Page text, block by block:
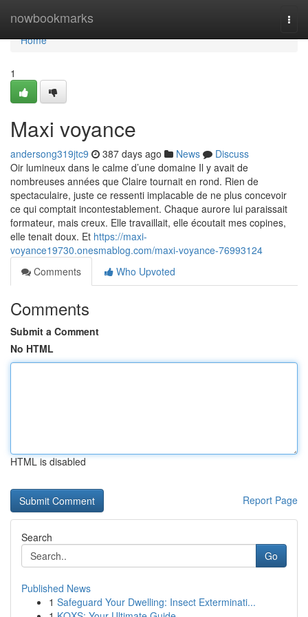
nowbookmarks
Home
Home
1
Maxi voyance
andersong319jtc9 387 days ago News
Discuss
Oir lumineux dans le calme d’une domaine Il y avait de
nombreuses années que Claire tournait en rond. Rien de
spectaculaire, juste ce ressenti implacable de ne plus concevoir
ce qui comptait incontestablement. Chaque aurore lui paraissait
formateur, mais creux. Elle travaillait, elle écoutait mes copines,
elle tenait doux. Et https://maxi-
voyance19730.onesmablog.com/maxi-voyance-76993124
Comments
Who Upvoted
Comments
Submit a Comment
No HTML
HTML is disabled
Report Page
Search
Go
Published News
1 Safeguard Your Dwelling: Insect Exterminati...